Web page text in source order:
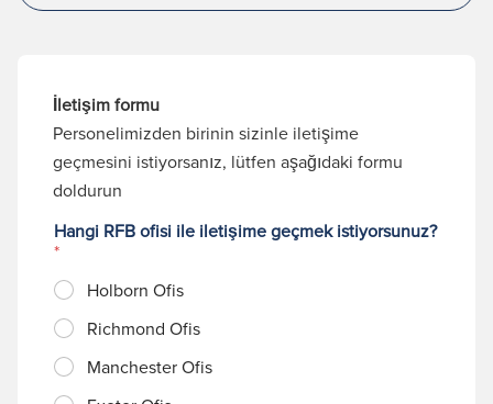
İletişim formu
Personelimizden birinin sizinle iletişime
geçmesini istiyorsanız, lütfen aşağıdaki formu
doldurun
Hangi RFB ofisi ile iletişime geçmek istiyorsunuz?
*
Holborn Ofis
Richmond Ofis
Manchester Ofis